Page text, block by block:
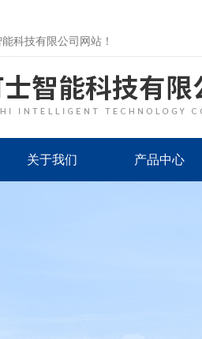
科技有限公司网站！
关于我们 产品中心